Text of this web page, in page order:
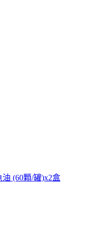
油 (60顆/罐)x2盒